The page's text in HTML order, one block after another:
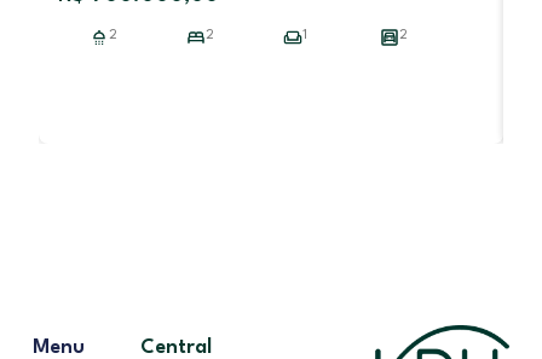
2 2 1 2
Menu
Central